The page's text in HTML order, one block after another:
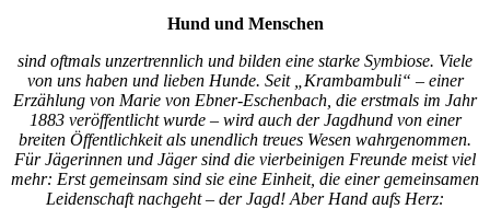
Hund und Menschen
sind oftmals unzertrennlich und bilden eine starke Symbiose. Viele
von uns haben und lieben Hunde. Seit „Krambambuli“ – einer
Erzählung von Marie von Ebner-Eschenbach, die erstmals im Jahr
1883 veröffentlicht wurde – wird auch der Jagdhund von einer
breiten Öffentlichkeit als unendlich treues Wesen wahrgenommen.
Für Jägerinnen und Jäger sind die vierbeinigen Freunde meist viel
mehr: Erst gemeinsam sind sie eine Einheit, die einer gemeinsamen
Leidenschaft nachgeht – der Jagd! Aber Hand aufs Herz: